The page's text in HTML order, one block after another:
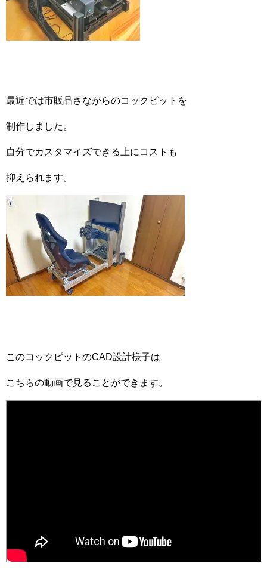
最近では市販品さながらのコックピットを
制作しました。
自分でカスタマイズできる上にコストも
抑えられます。
このコックピットのCAD設計様子は
こちらの動画で見ることができます。